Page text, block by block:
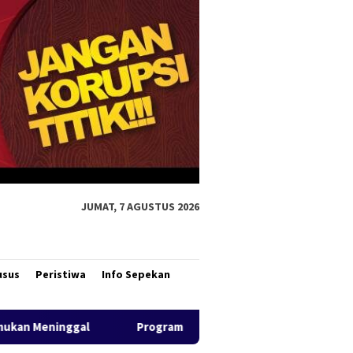
JUMAT, 7 AGUSTUS 2026
Peristiwa Info Sepekan
Program CSR Unggulan Pertamina Patra Niaga Regional Papua